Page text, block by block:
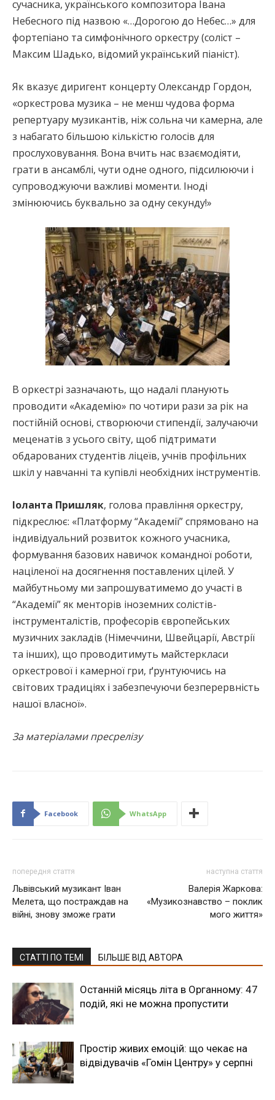
сучасника, українського композитора Івана
Небесного під назвою «…Дорогою до Небес…» для
фортепіано та симфонічного оркестру (соліст –
Максим Шадько, відомий український піаніст).
Як вказує диригент концерту Олександр Гордон,
«оркестрова музика – не менш чудова форма
репертуару музикантів, ніж сольна чи камерна, але
з набагато більшою кількістю голосів для
прослуховування. Вона вчить нас взаємодіяти,
грати в ансамблі, чути одне одного, підсилюючи і
супроводжуючи важливі моменти. Іноді
змінюючись буквально за одну секунду!»
В оркестрі зазначають, що надалі планують
проводити «Академію» по чотири рази за рік на
постійній основі, створюючи стипендії, залучаючи
меценатів з усього світу, щоб підтримати
обдарованих студентів ліцеїв, учнів профільних
шкіл у навчанні та купівлі необхідних інструментів.
Іоланта Пришляк, голова правління оркестру,
підкреслює: «Платформу “Академії” спрямовано на
індивідуальний розвиток кожного учасника,
формування базових навичок командної роботи,
націленої на досягнення поставлених цілей. У
майбутньому ми запрошуватимемо до участі в
“Академії” як менторів іноземних солістів-
інструменталістів, професорів європейських
музичних закладів (Німеччини, Швейцарії, Австрії
та інших), що проводитимуть майстеркласи
оркестрової і камерної гри, ґрунтуючись на
світових традиціях і забезпечуючи безперервність
нашої власної».
За матеріалами пресрелізу
Facebook WhatsApp
попередня стаття
Львівський музикант Іван
Мелета, що постраждав на
війні, знову зможе грати
наступна стаття
Валерія Жаркова:
«Музикознавство – поклик
мого життя»
СТАТТІ ПО ТЕМІ БІЛЬШЕ ВІД АВТОРА
Останній місяць літа в Органному: 47
подій, які не можна пропустити
Простір живих емоцій: що чекає на
відвідувачів «Гомін Центру» у серпні